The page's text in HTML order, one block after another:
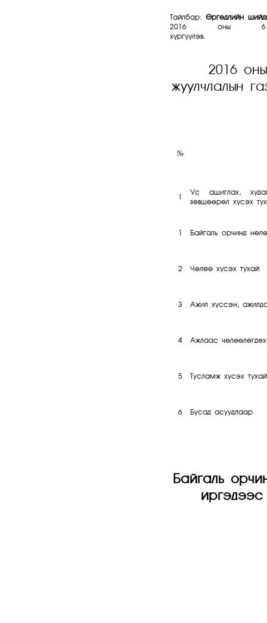
Тайлбар:Өргөдлийн
2016 оны 6
2016
жуулчлалын
№
1
Ус ашиглах,
зөвшөөрөл хүсэх
1 Байгаль орчинд
2 Чөлөө хүсэх тухай
3 Ажил хүссэн,
4 Ажлаас
5 Тусламж хүсэх тухай
6 Бусад асуудлаар
Байгаль